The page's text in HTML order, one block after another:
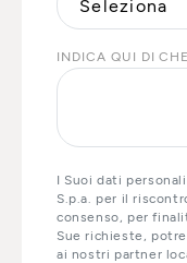
INDICA QUI DI
I Suoi dati
S.p.a. per il
consenso, per
Sue richieste,
ai nostri partner